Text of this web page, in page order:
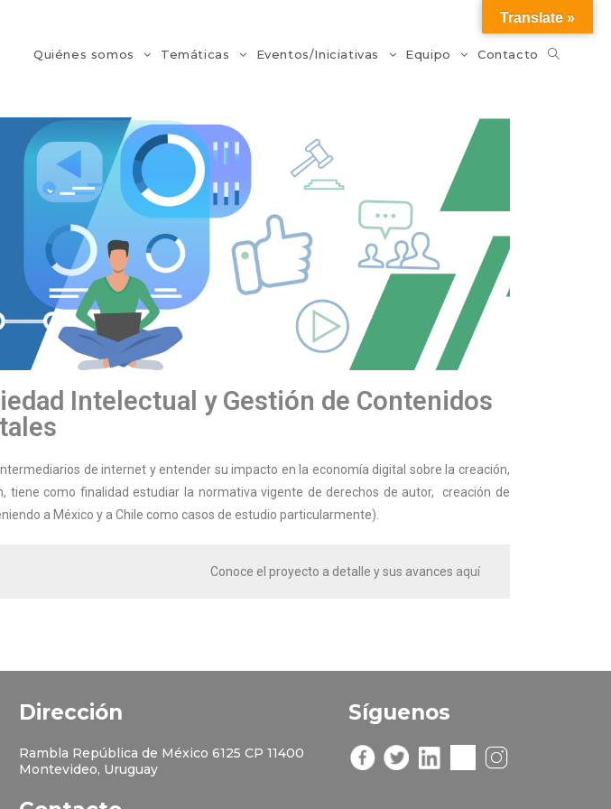
Quiénes somos Temáticas Eventos/Iniciativas Equipo Contacto
Intelectual y Gestión de Contenidos
de internet y entender su impacto en la economía digital sobre la creación,
como finalidad estudiar la normativa vigente de derechos de autor, creación de
a México y a Chile como casos de estudio particularmente).
Conoce el proyecto a detalle y sus avances aquí
Dirección
Rambla República de México 6125 CP 11400
Montevideo, Uruguay
Síguenos
Translate »